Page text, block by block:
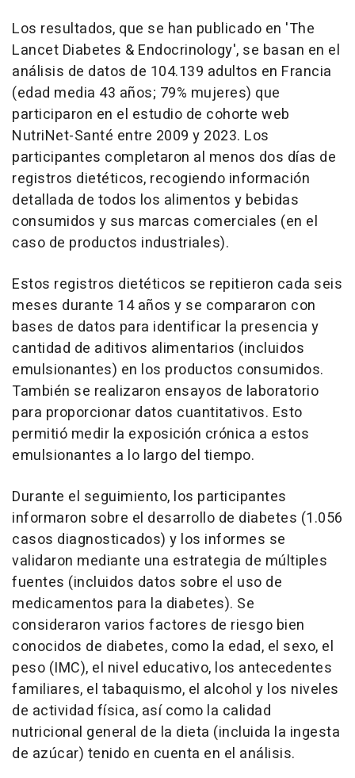
Los resultados, que se han publicado en 'The
Lancet Diabetes & Endocrinology', se basan en el
análisis de datos de 104.139 adultos en Francia
(edad media 43 años; 79% mujeres) que
participaron en el estudio de cohorte web
NutriNet-Santé entre 2009 y 2023. Los
participantes completaron al menos dos días de
registros dietéticos, recogiendo información
detallada de todos los alimentos y bebidas
consumidos y sus marcas comerciales (en el
caso de productos industriales).
Estos registros dietéticos se repitieron cada seis
meses durante 14 años y se compararon con
bases de datos para identificar la presencia y
cantidad de aditivos alimentarios (incluidos
emulsionantes) en los productos consumidos.
También se realizaron ensayos de laboratorio
para proporcionar datos cuantitativos. Esto
permitió medir la exposición crónica a estos
emulsionantes a lo largo del tiempo.
Durante el seguimiento, los participantes
informaron sobre el desarrollo de diabetes (1.056
casos diagnosticados) y los informes se
validaron mediante una estrategia de múltiples
fuentes (incluidos datos sobre el uso de
medicamentos para la diabetes). Se
consideraron varios factores de riesgo bien
conocidos de diabetes, como la edad, el sexo, el
peso (IMC), el nivel educativo, los antecedentes
familiares, el tabaquismo, el alcohol y los niveles
de actividad física, así como la calidad
nutricional general de la dieta (incluida la ingesta
de azúcar) tenido en cuenta en el análisis.